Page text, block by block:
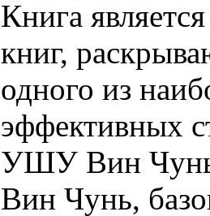
Книга
книг,
одного из
эффективных
УШУ Вин
Вин Чунь,